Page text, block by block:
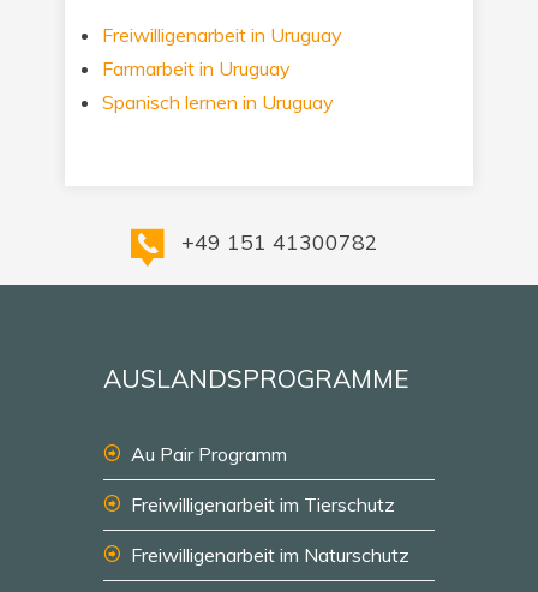
Freiwilligenarbeit in Uruguay
Farmarbeit in Uruguay
Spanisch lernen in Uruguay
+49 151 41300782
AUSLANDSPROGRAMME
Au Pair Programm
Freiwilligenarbeit im Tierschutz
Freiwilligenarbeit im Naturschutz